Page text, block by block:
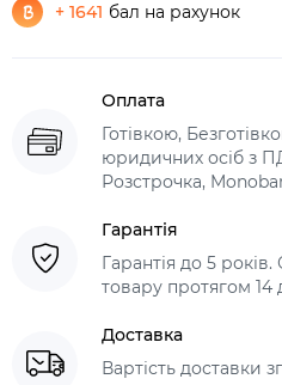
+ 1641 бал на рахунок
Оплата
Готівкою,
юридичних осіб з
Розстрочка,
Гарантія
Гарантія до 5
товару протягом 14
Доставка
Вартість доставки